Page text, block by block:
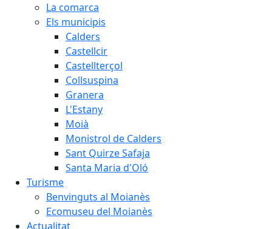
La comarca
Els municipis
Calders
Castellcir
Castellterçol
Collsuspina
Granera
L'Estany
Moià
Monistrol de Calders
Sant Quirze Safaja
Santa Maria d'Oló
Turisme
Benvinguts al Moianès
Ecomuseu del Moianès
Actualitat